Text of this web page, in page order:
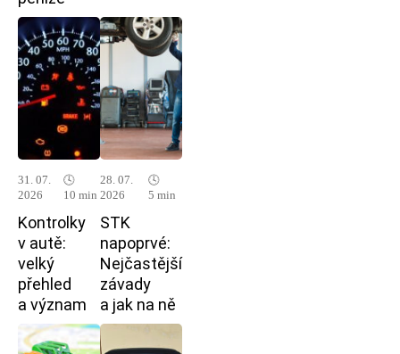
31. 07.
2026
🕓
10 min
Kontrolky
v autě:
velký
přehled
a význam
28. 07.
2026
🕓
5 min
STK
napoprvé:
Nejčastější
závady
a jak na ně